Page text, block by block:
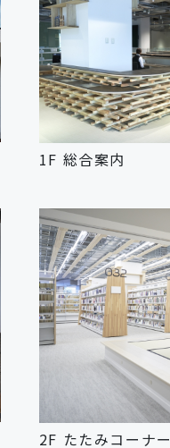
1F 総合案内
2F たたみコーナー